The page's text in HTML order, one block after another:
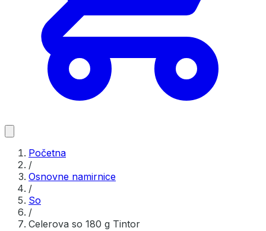
Početna
/
Osnovne namirnice
/
So
/
Celerova so 180 g Tintor